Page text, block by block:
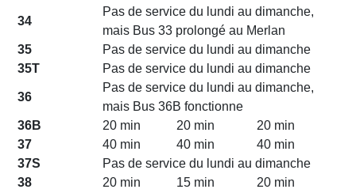
34
Pas de service du lundi au dimanche,
mais Bus 33 prolongé au Merlan
35
Pas de service du lundi au dimanche
35T
Pas de service du lundi au dimanche
36
Pas de service du lundi au dimanche,
mais Bus 36B fonctionne
36B
20 min 20 min
20 min
37
40 min 40 min
40 min
37S
Pas de service du lundi au dimanche
38
20 min 15 min
20 min